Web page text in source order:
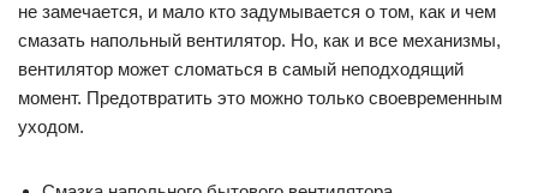
не замечается, и мало кто задумывается о том, как и чем
смазать напольный вентилятор. Но, как и все механизмы,
вентилятор может сломаться в самый неподходящий
момент. Предотвратить это можно только своевременным
уходом.